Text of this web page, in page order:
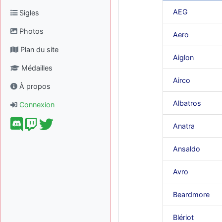
Sigles
Photos
Plan du site
Médailles
À propos
Connexion
AEG
Aero
Aiglon
Airco
Albatros
Anatra
Ansaldo
Avro
Beardmore
Blériot